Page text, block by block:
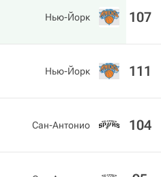
Нью-Йорк 107
Нью-Йорк 111
Сан-Антонио 104